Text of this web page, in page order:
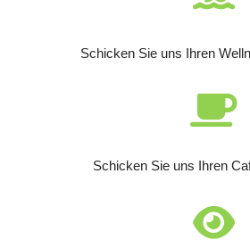
Schicken Sie uns Ihren
Schicken Sie uns Ihren